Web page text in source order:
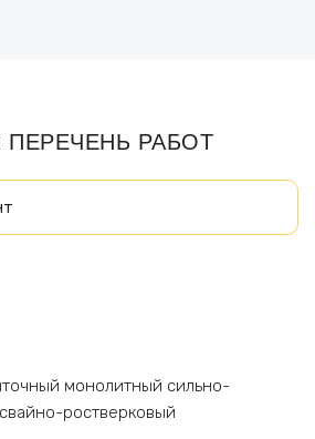
РАБОТ
монолитный сильно-
ростверковый